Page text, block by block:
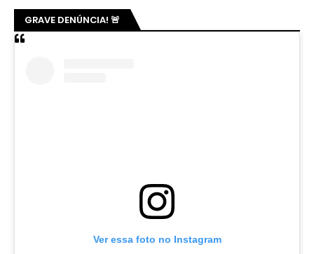
GRAVE DENÚNCIA! 🚨
Ver essa foto no Instagram